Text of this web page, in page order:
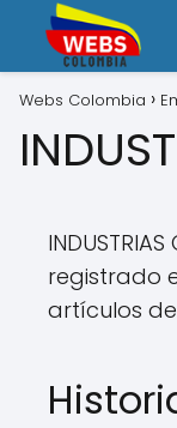
Webs Colombia
registrado
artículos